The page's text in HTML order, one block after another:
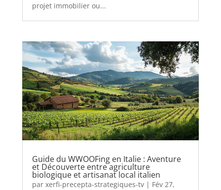
projet immobilier ou...
Guide du WWOOFing en Italie : Aventure
et Découverte entre agriculture
biologique et artisanat local italien
par xerfi-precepta-strategiques-tv| Fév 27,